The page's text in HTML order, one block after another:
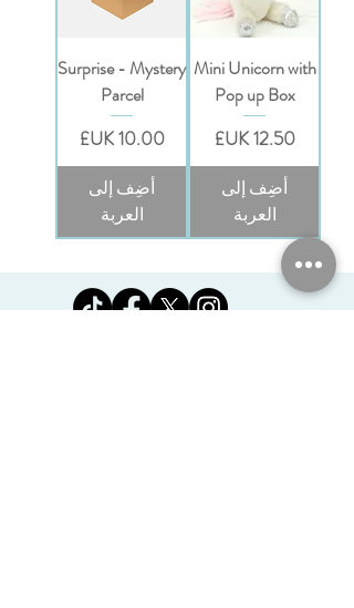
Mini Unicorn with
Pop up Box
السعر‏12.50 UK£
أضِف إلى
العربة
Surprise - Mystery
Parcel
السعر‏10.00 UK£
أضِف إلى
العربة